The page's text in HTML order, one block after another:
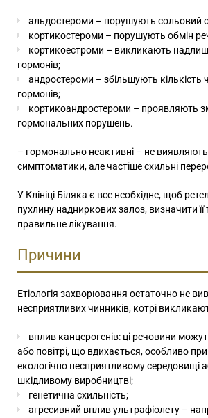
альдостероми – порушують сольовий
кортикостероми – порушують обмін
кортикоестроми – викликають
гормонів;
андростероми – збільшують кількість
гормонів;
кортикоандростероми – проявляють
гормональних порушень.
– гормонально неактивні – не
симптоматики, але частіше схильні
У Клініці Біляка є все необхідне, щоб
пухлину надниркових залоз, визначити її
правильне лікування.
Причини
Етіологія захворювання остаточно не
несприятливих чинників, котрі
вплив канцерогенів: ці речовини
або повітрі, що вдихається, особливо
екологічно несприятливому середовищі
шкідливому виробництві;
генетична схильність;
агресивний вплив ультрафіолету –